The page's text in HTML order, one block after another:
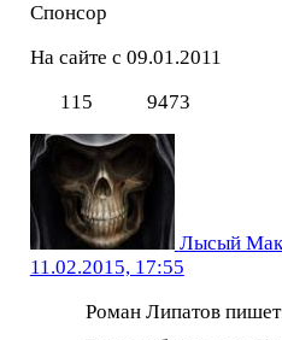
Спонсор
На сайте с 09.01.2011
115
9473
Лысый
11.02.2015, 17:55
Роман Липатов